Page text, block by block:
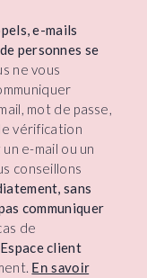
e-mails
personnes se
ne vous
mot de passe,
vérification
e-mail ou un
conseillons
sans
communiquer
de
client
En savoir